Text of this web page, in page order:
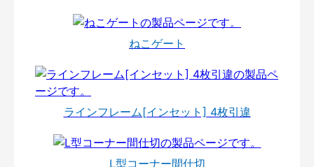
ねこゲート
ラインフレーム[インセット] 4枚引違
L型コーナー間仕切